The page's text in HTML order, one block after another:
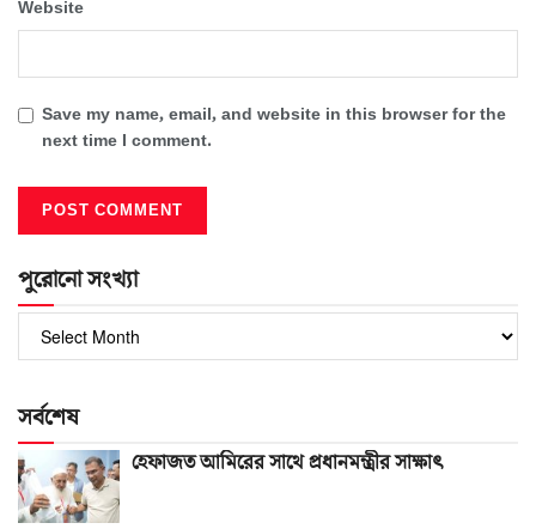
Website
Save my name, email, and website in this browser for the
next time I comment.
পুরোনো সংখ্যা
পুরোনো
সংখ্যা
সর্বশেষ
হেফাজত আমিরের সাথে প্রধানমন্ত্রীর সাক্ষাৎ